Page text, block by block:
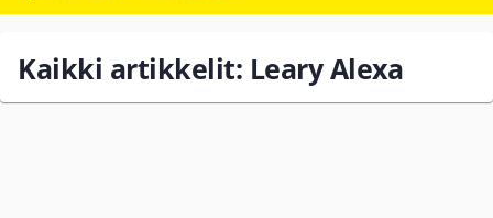
Kaikki artikkelit: Leary Alexa